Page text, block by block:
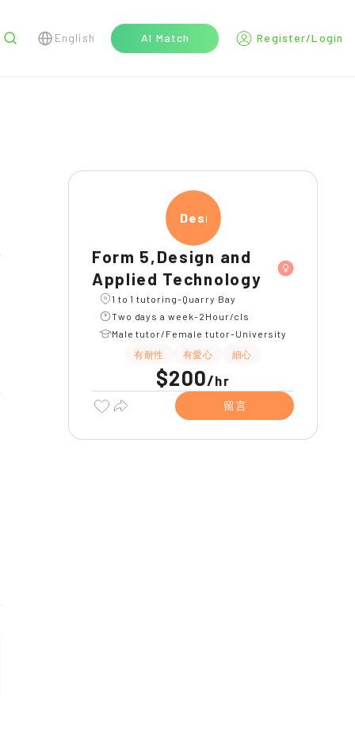
English AI Match Register/Login
Desig
Form 5,Design and
Applied Technology
1 to 1 tutoring-Quarry Bay
Two days a week-2Hour/cls
Male tutor/Female tutor-University
有耐性
有愛心 細心
$200/hr
留言